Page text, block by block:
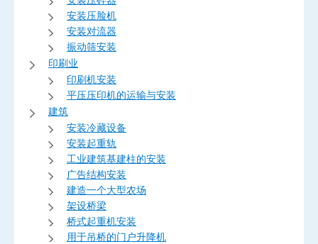
安装压脸机
安装对流器
振动筛安装
印刷业
印刷机安装
平压压印机的运输与安装
建筑
安装冷藏设备
安装起重轨
工业建筑基建柱的安装
广告结构安装
建造一个大型农场
架设桥梁
桥式起重机安装
用于吊桥的门户升降机